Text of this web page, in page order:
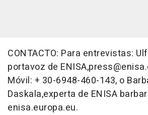
CONTACTO: Para entrevistas:
portavoz de
Móvil: + 30-6948-460-143, o
Daskala,experta de ENISA
enisa.europa.eu.